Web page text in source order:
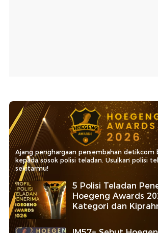
Ajang penghargaan persembahan detikcom
kepada sosok polisi teladan. Usulkan polisi
sekitarmu!
5 Polisi Teladan
Hoegeng Awards
Kategori dan